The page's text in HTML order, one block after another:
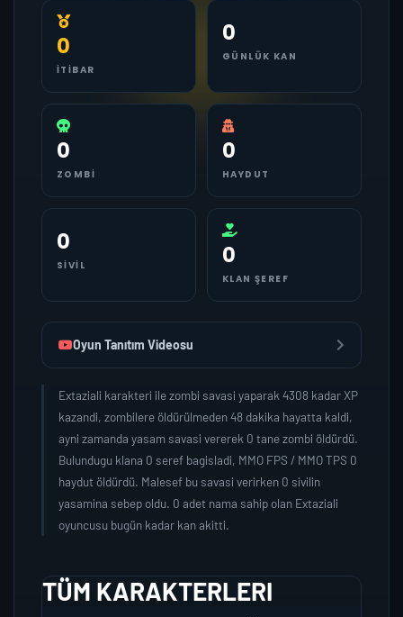
0
İTIBAR
0
GÜNLÜK KAN
0
ZOMBI
0
HAYDUT
0
SIVIL 0
KLAN ŞEREF
Oyun Tanıtım Videosu
Extaziali karakteri ile zombi savasi yaparak 4308 kadar XP
kazandi, zombilere öldürülmeden 48 dakika hayatta kaldi,
ayni zamanda yasam savasi vererek 0 tane zombi öldürdü.
Bulundugu klana 0 seref bagisladi, MMO FPS / MMO TPS 0
haydut öldürdü. Malesef bu savasi verirken 0 sivilin
yasamina sebep oldu. 0 adet nama sahip olan Extaziali
oyuncusu bugün kadar kan akitti.
TÜM KARAKTERLERI